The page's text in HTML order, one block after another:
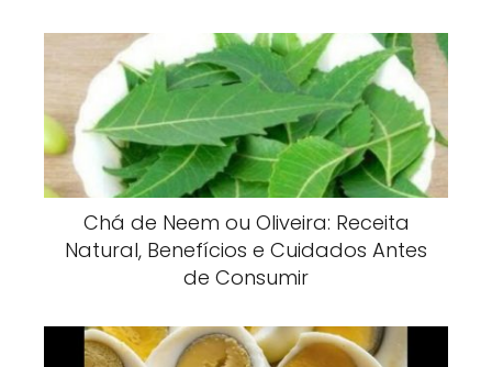
Chá de Neem ou Oliveira: Receita
Natural, Benefícios e Cuidados Antes
de Consumir